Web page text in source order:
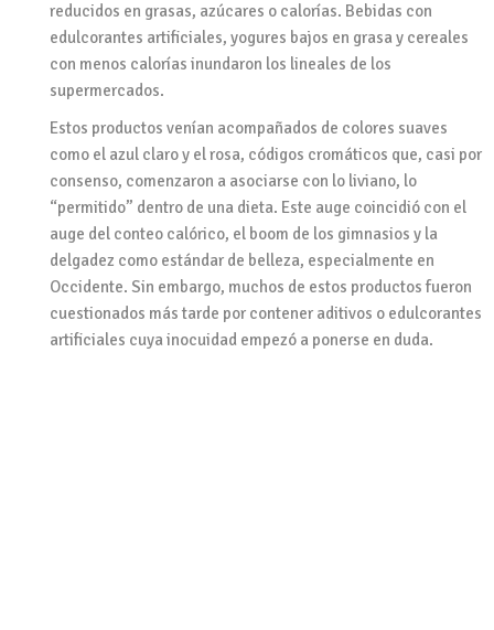
reducidos en grasas, azúcares o calorías. Bebidas con
edulcorantes artificiales, yogures bajos en grasa y cereales
con menos calorías inundaron los lineales de los
supermercados.
Estos productos venían acompañados de colores suaves
como el azul claro y el rosa, códigos cromáticos que, casi por
consenso, comenzaron a asociarse con lo liviano, lo
“permitido” dentro de una dieta. Este auge coincidió con el
auge del conteo calórico, el boom de los gimnasios y la
delgadez como estándar de belleza, especialmente en
Occidente. Sin embargo, muchos de estos productos fueron
cuestionados más tarde por contener aditivos o edulcorantes
artificiales cuya inocuidad empezó a ponerse en duda.